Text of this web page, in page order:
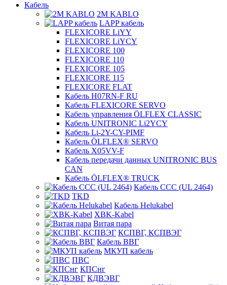
Кабель
2M KABLO
LAPP кабель
FLEXICORE LiYY
FLEXICORE LiYCY
FLEXICORE 100
FLEXICORE 110
FLEXICORE 105
FLEXICORE 115
FLEXICORE FLAT
Кабель H07RN-F RU
Кабель FLEXICORE SERVO
Кабель управления ÖLFLEX CLASSIC
Кабель UNITRONIC Li2YCY
Кабель Li-2Y-CY-PIMF
Кабель ÖLFLEX® SERVO
Кабель X05VV-F
Кабель передачи данных UNITRONIC BUS
CAN
Кабель ÖLFLEX® TRUCK
Кабель CCC (UL 2464)
TKD
Кабель Helukabel
XBK-Kabel
Витая пара
КСПВГ, КСПВЭГ
Кабель ВВГ
МКУП кабель
ПВС
КПСнг
КДВЭВГ